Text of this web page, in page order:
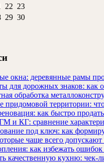
22 23
29 30
окна: деревянные рамы
для дорожных знаков: как
обработка
придомовой территории:
как быстро
и КГ: сравнение
под ключ: как
чаще всего допускают
как избежать
качественную кухню: чек-